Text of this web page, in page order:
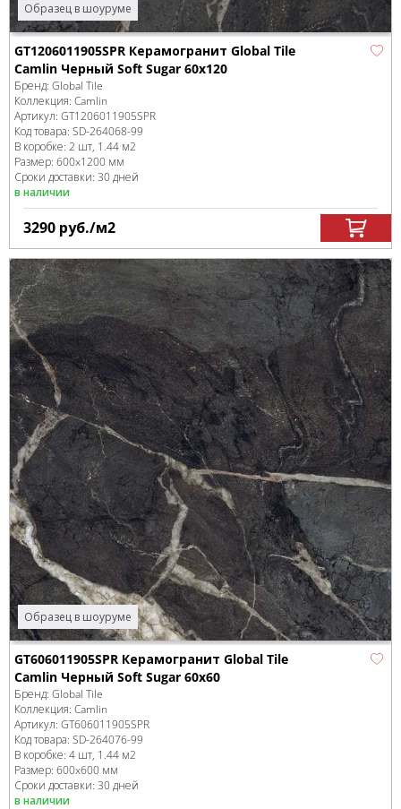
Образец в шоуруме
GT1206011905SPR Керамогранит Global Tile
Camlin Черный Soft Sugar 60x120
Бренд: Global Tile
Коллекция: Camlin
Артикул: GT1206011905SPR
Код товара: SD-264068-99
В коробке: 2 шт, 1.44 м2
Размер: 600x1200 мм
Сроки доставки: 30 дней
в наличии
3290 руб./м2
Образец в шоуруме
GT606011905SPR Керамогранит Global Tile
Camlin Черный Soft Sugar 60x60
Бренд: Global Tile
Коллекция: Camlin
Артикул: GT606011905SPR
Код товара: SD-264076-99
В коробке: 4 шт, 1.44 м2
Размер: 600x600 мм
Сроки доставки: 30 дней
в наличии